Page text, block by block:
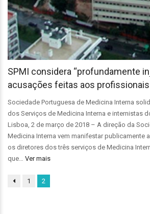
SPMI considera “profundamente
acusações feitas aos profissionais
Sociedade Portuguesa de Medicina Interna
dos Serviços de Medicina Interna e internistas
Lisboa, 2 de março de 2018 – A direção da
Medicina Interna vem manifestar publicamente
os diretores dos três serviços de Medicina
que… Ver mais
1 2